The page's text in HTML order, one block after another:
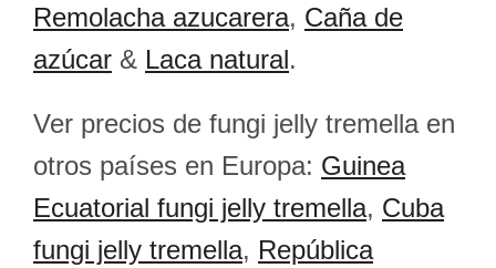
Remolacha azucarera, Caña de
azúcar & Laca natural.
Ver precios de fungi jelly tremella en
otros países en Europa: Guinea
Ecuatorial fungi jelly tremella, Cuba
fungi jelly tremella, República